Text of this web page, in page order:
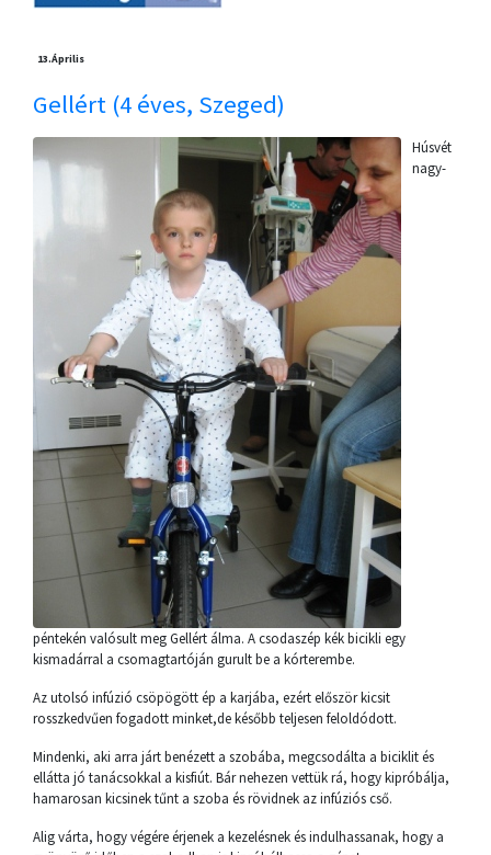
13.Április
Gellért (4 éves, Szeged)
Húsvét
nagy-
péntekén valósult meg Gellért álma. A csodaszép kék bicikli egy
kismadárral a csomagtartóján gurult be a kórterembe.
Az utolsó infúzió csöpögött ép a karjába, ezért először kicsit
rosszkedvűen fogadott minket,de később teljesen feloldódott.
Mindenki, aki arra járt benézett a szobába, megcsodálta a biciklit és
ellátta jó tanácsokkal a kisfiút. Bár nehezen vettük rá, hogy kipróbálja,
hamarosan kicsinek tűnt a szoba és rövidnek az infúziós cső.
Alig várta, hogy végére érjenek a kezelésnek és indulhassanak, hogy a